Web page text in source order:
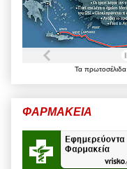
Τα πρωτοσέλιδα
ΦΑΡΜΑΚΕΙΑ